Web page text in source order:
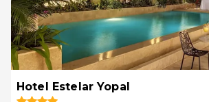
Hotel Estelar Yopal